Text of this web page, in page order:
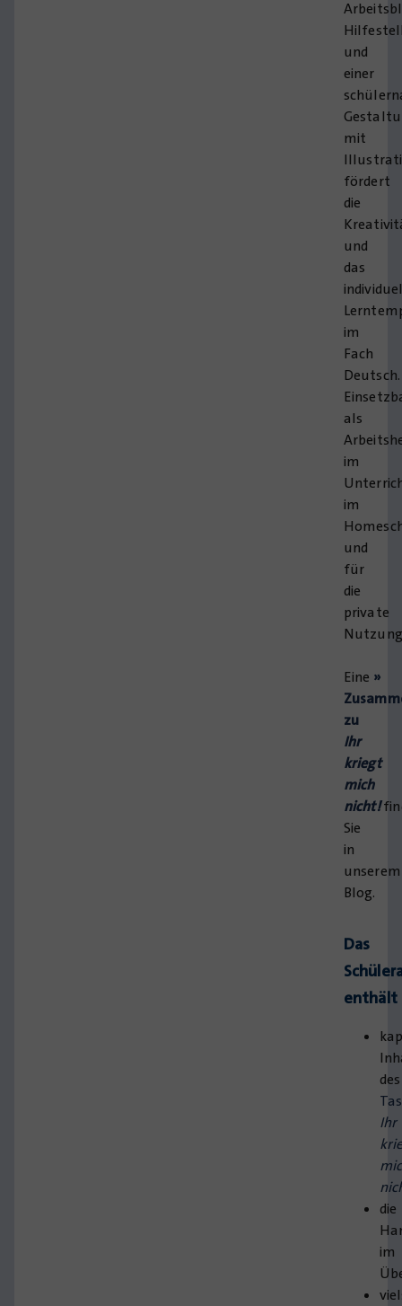
und
einer
mit
fördert
die
und
das
im
Fach
Deutsch.
als
im
im
und
für
die
private
Eine »
zu
Ihr
kriegt
mich
nicht!
Sie
in
unserem
Blog.
Das
enthält
des
Ihr
die
im